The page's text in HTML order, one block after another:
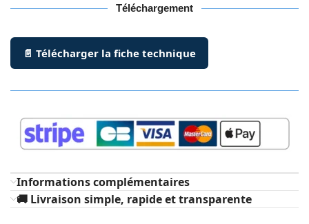
Téléchargement
📄 Télécharger la fiche technique
Informations complémentaires
🚚 Livraison simple, rapide et transparente